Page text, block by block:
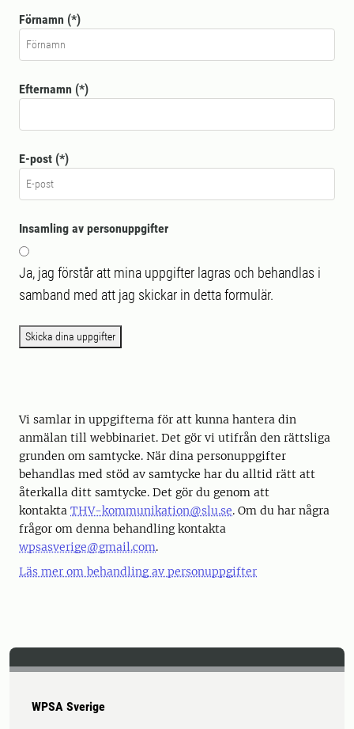
Förnamn
Efternamn
E-post
Insamling av personuppgifter
Ja, jag förstår att mina uppgifter lagras och behandlas i
samband med att jag skickar in detta formulär.
Skicka dina uppgifter
Vi samlar in uppgifterna för att kunna hantera din
anmälan till webbinariet. Det gör vi utifrån den rättsliga
grunden om samtycke. När dina personuppgifter
behandlas med stöd av samtycke har du alltid rätt att
återkalla ditt samtycke. Det gör du genom att
kontakta THV-kommunikation@slu.se. Om du har några
frågor om denna behandling kontakta
wpsasverige@gmail.com.
Läs mer om behandling av personuppgifter
WPSA Sverige